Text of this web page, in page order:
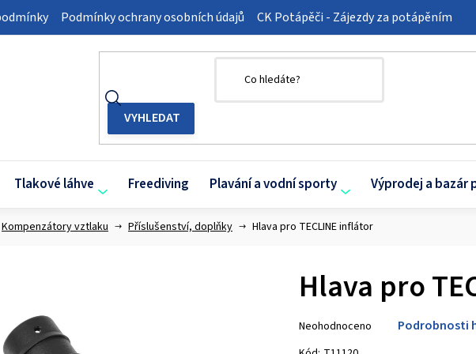
Podmínky ochrany osobních údajů CK Potápěči - Zájezdy za potápěním
Tlakové láhve Freediving Plavání a vodní sporty Výprodej a bazár
Kompenzátory vztlaku Příslušenství, doplňky Hlava pro TECLINE inflátor
Hlava pro
hodnocení
Neohodnoceno Podrobnosti